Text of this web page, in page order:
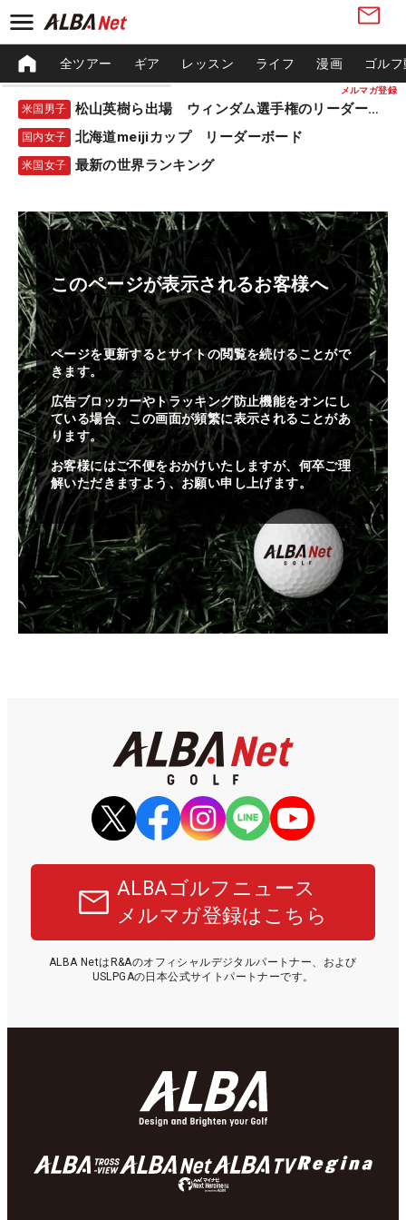
メルマガ登録
全ツアー ギア レッスン ライフ 漫画 ゴル
米国男子 松山英樹ら出場 ウィンダム選手権のリーダーボード
国内女子 北海道meijiカップ リーダーボード
米国女子 最新の世界ランキング
このページが表示されるお客様へ
ページを更新するとサイトの閲覧を続けることがで
きます。
広告ブロッカーやトラッキング防止機能をオンにし
ている場合、この画面が頻繁に表示されることがあ
ります。
お客様にはご不便をおかけいたしますが、何卒ご理
解いただきますよう、お願い申し上げます。
ALBAゴルフニュース
メルマガ登録はこちら
ALBA NetはR&Aのオフィシャルデジタルパートナー、および
USLPGAの日本公式サイトパートナーです。